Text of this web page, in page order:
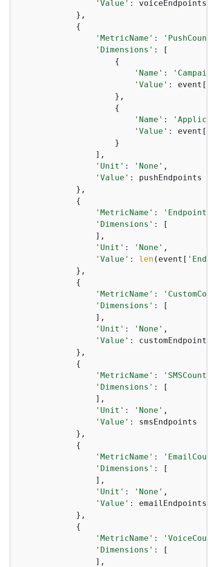
'Value' : voiceEndpoints
            },
{
'MetricName' : 'PushCount'
'Dimensions' : [
{
'Name' :
'Value' : event[
                    },
{
'Name' :
'Value' : event[
                    }
                ],
'Unit' : 'None' ,
'Value' : pushEndpoints
            },
{
'MetricName' :
'Dimensions' : [
                ],
'Unit' : 'None' ,
'Value' : len (event[
            },
{
'MetricName' :
'Dimensions' : [
                ],
'Unit' : 'None' ,
'Value' : customEndpoints
            },
{
'MetricName' : 'SMSCount'
'Dimensions' : [
                ],
'Unit' : 'None' ,
'Value' : smsEndpoints
            },
{
'MetricName' :
'Dimensions' : [
                ],
'Unit' : 'None' ,
'Value' : emailEndpoints
            },
{
'MetricName' :
'Dimensions' : [
                ],